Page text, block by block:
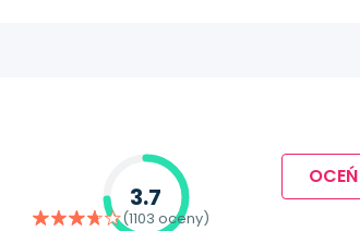
3.7
(1103 oceny)
OCEŃ